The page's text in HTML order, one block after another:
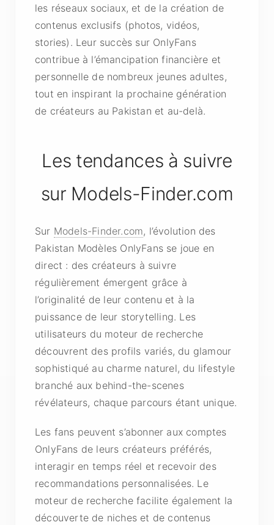
les réseaux sociaux, et de la création de
contenus exclusifs (photos, vidéos,
stories). Leur succès sur OnlyFans
contribue à l’émancipation financière et
personnelle de nombreux jeunes adultes,
tout en inspirant la prochaine génération
de créateurs au Pakistan et au-delà.
Les tendances à suivre
sur Models-Finder.com
Sur Models-Finder.com, l’évolution des
Pakistan Modèles OnlyFans se joue en
direct : des créateurs à suivre
régulièrement émergent grâce à
l’originalité de leur contenu et à la
puissance de leur storytelling. Les
utilisateurs du moteur de recherche
découvrent des profils variés, du glamour
sophistiqué au charme naturel, du lifestyle
branché aux behind-the-scenes
révélateurs, chaque parcours étant unique.
Les fans peuvent s’abonner aux comptes
OnlyFans de leurs créateurs préférés,
interagir en temps réel et recevoir des
recommandations personnalisées. Le
moteur de recherche facilite également la
découverte de niches et de contenus